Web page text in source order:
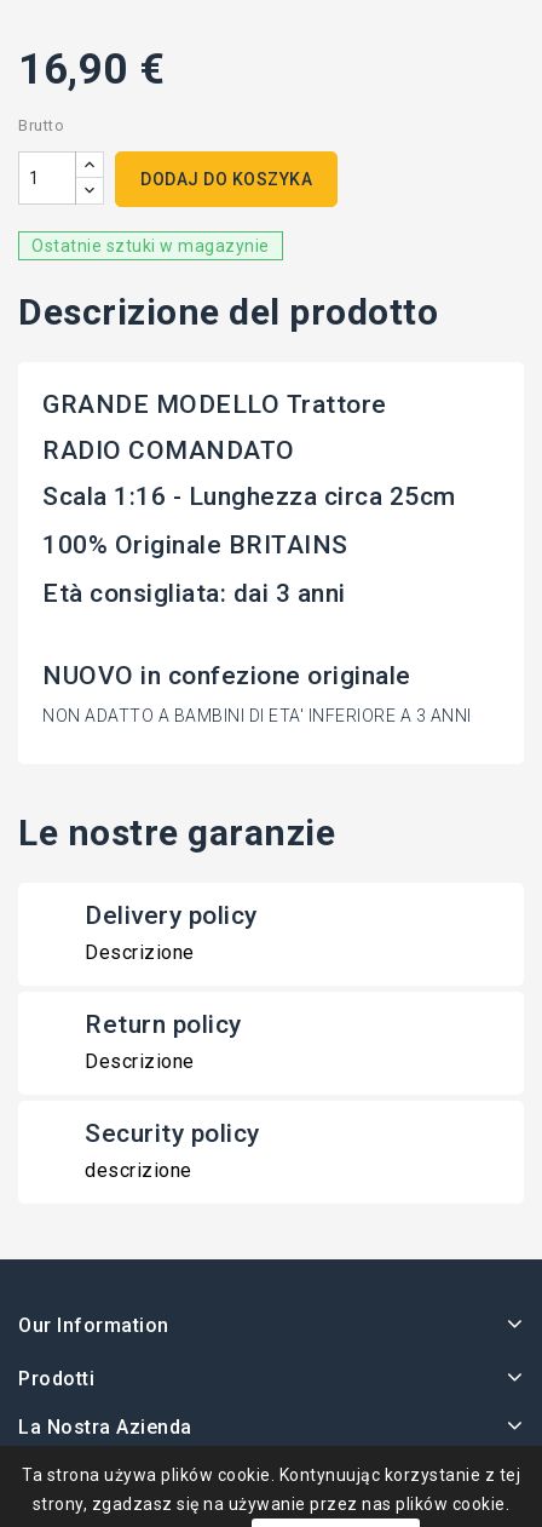
16,90 €
Brutto
DODAJ DO KOSZYKA
Ostatnie sztuki w magazynie
Descrizione del prodotto
GRANDE MODELLO Trattore
RADIO COMANDATO
Scala 1:16 - Lunghezza circa 25cm
100% Originale BRITAINS
Età consigliata: dai 3 anni
NUOVO in confezione originale
NON ADATTO A BAMBINI DI ETA' INFERIORE A 3 ANNI
Le nostre garanzie
Delivery policy
Descrizione
Return policy
Descrizione
Security policy
descrizione
Our Information
Prodotti
La Nostra Azienda
Twoje Konto
Ta strona używa plików cookie. Kontynuując korzystanie z tej
strony, zgadzasz się na używanie przez nas plików cookie.